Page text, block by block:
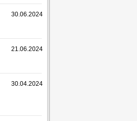
30.06.2024
21.06.2024
30.04.2024